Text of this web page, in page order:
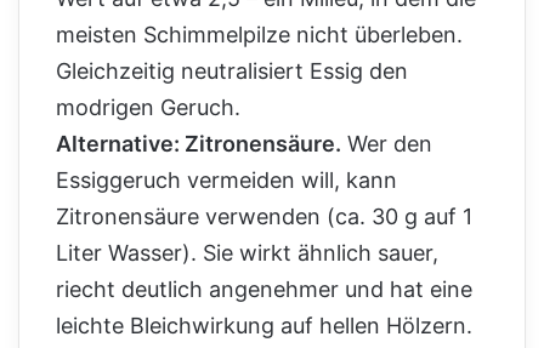
meisten Schimmelpilze nicht überleben.
Gleichzeitig neutralisiert Essig den
modrigen Geruch.
Alternative: Zitronensäure. Wer den
Essiggeruch vermeiden will, kann
Zitronensäure verwenden (ca. 30 g auf 1
Liter Wasser). Sie wirkt ähnlich sauer,
riecht deutlich angenehmer und hat eine
leichte Bleichwirkung auf hellen Hölzern.